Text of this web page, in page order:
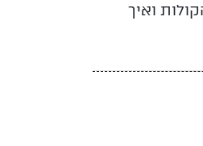
ואיך